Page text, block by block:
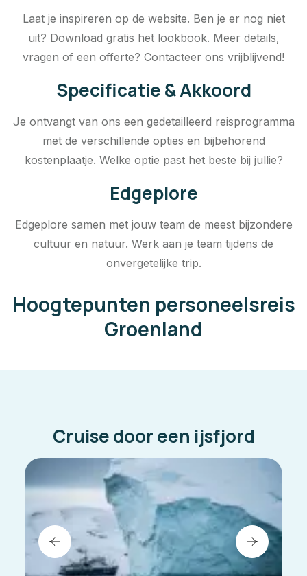
Laat je inspireren op de website. Ben je er nog niet
uit? Download gratis het lookbook. Meer details,
vragen of een offerte? Contacteer ons vrijblijvend!
Specificatie & Akkoord
Je ontvangt van ons een gedetailleerd reisprogramma
met de verschillende opties en bijbehorend
kostenplaatje. Welke optie past het beste bij jullie?
Edgeplore
Edgeplore samen met jouw team de meest bijzondere
cultuur en natuur. Werk aan je team tijdens de
onvergetelijke trip.
Hoogtepunten personeelsreis
Groenland
Cruise door een ijsfjord